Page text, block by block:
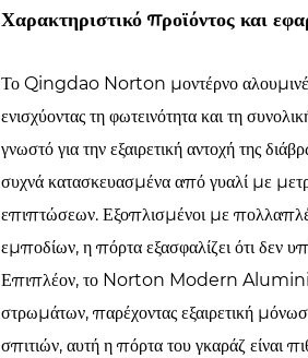
Χαρακτηριστικό προϊόντος και
Το Qingdao Norton μοντέρνο
ενισχύοντας τη φωτεινότητα και τη
γνωστό για την εξαιρετική αντοχή της
συχνά κατασκευασμένα από γυαλί με
επιπτώσεων. Εξοπλισμένοι με
εμποδίων, η πόρτα εξασφαλίζει ότι δεν
Επιπλέον, το Norton Modern
στρωμάτων, παρέχοντας εξαιρετική
σπιτιών, αυτή η πόρτα του γκαράζ είναι